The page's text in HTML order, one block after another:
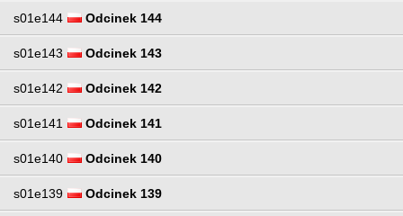
s01e144 Odcinek 144
s01e143 Odcinek 143
s01e142 Odcinek 142
s01e141 Odcinek 141
s01e140 Odcinek 140
s01e139 Odcinek 139